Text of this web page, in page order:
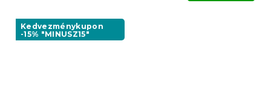
Kedvezménykupon
-15% "MINUSZ15"